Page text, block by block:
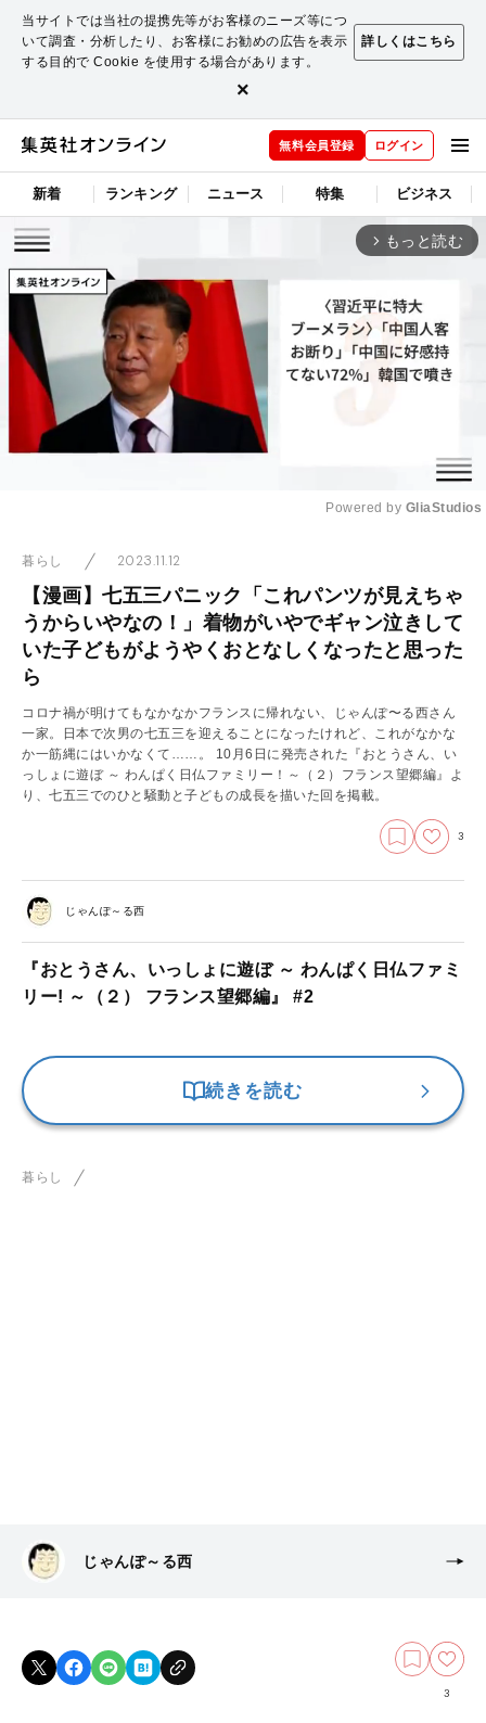
当サイトでは当社の提携先等がお客様のニーズ等につ
いて調査・分析したり、お客様にお勧めの広告を表示
する目的で Cookie を使用する場合があります。
詳しくはこちら
×
無料会員登録 ログイン
新着 ランキング ニュース 特集 ビジネス
arrow_forward_ios もっと読む
Powered by GliaStudios
暮らし 2023.11.12
【漫画】七五三パニック「これパンツが見えちゃ
うからいやなの！」着物がいやでギャン泣きして
いた子どもがようやくおとなしくなったと思った
ら
コロナ禍が明けてもなかなかフランスに帰れない、じゃんぽ〜る西さん
一家。日本で次男の七五三を迎えることになったけれど、これがなかな
か一筋縄にはいかなくて……。 10月6日に発売された『おとうさん、い
っしょに遊ぼ ～ わんぱく日仏ファミリー！～（２）フランス望郷編』よ
り、七五三でのひと騒動と子どもの成長を描いた回を掲載。
3
じゃんぽ～る西
『おとうさん、いっしょに遊ぼ ～ わんぱく日仏ファミ
リー! ～（２） フランス望郷編』 #2
続きを読む
暮らし
じゃんぽ～る西
3